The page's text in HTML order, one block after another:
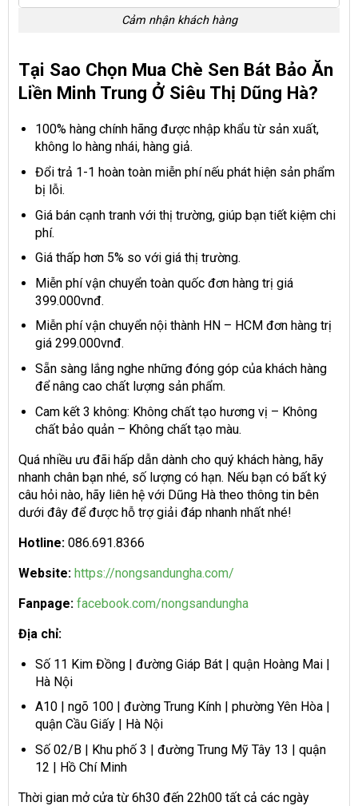
Cảm nhận khách hàng
Tại Sao Chọn Mua Chè Sen Bát Bảo Ăn
Liền Minh Trung Ở Siêu Thị Dũng Hà?
100% hàng chính hãng được nhập khẩu từ sản xuất,
không lo hàng nhái, hàng giả.
Đổi trả 1-1 hoàn toàn miễn phí nếu phát hiện sản phẩm
bị lỗi.
Giá bán cạnh tranh với thị trường, giúp bạn tiết kiệm chi
phí.
Giá thấp hơn 5% so với giá thị trường.
Miễn phí vận chuyển toàn quốc đơn hàng trị giá
399.000vnđ.
Miễn phí vận chuyển nội thành HN – HCM đơn hàng trị
giá 299.000vnđ.
Sẵn sàng lắng nghe những đóng góp của khách hàng
để nâng cao chất lượng sản phẩm.
Cam kết 3 không: Không chất tạo hương vị – Không
chất bảo quản – Không chất tạo màu.
Quá nhiều ưu đãi hấp dẫn dành cho quý khách hàng, hãy
nhanh chân bạn nhé, số lượng có hạn. Nếu bạn có bất ký
câu hỏi nào, hãy liên hệ với Dũng Hà theo thông tin bên
dưới đây để được hỗ trợ giải đáp nhanh nhất nhé!
Hotline: 086.691.8366
Website: https://nongsandungha.com/
Fanpage: facebook.com/nongsandungha
Địa chỉ:
Số 11 Kim Đồng | đường Giáp Bát | quận Hoàng Mai |
Hà Nội
A10 | ngõ 100 | đường Trung Kính | phường Yên Hòa |
quận Cầu Giấy | Hà Nội
Số 02/B | Khu phố 3 | đường Trung Mỹ Tây 13 | quận
12 | Hồ Chí Minh
Thời gian mở cửa từ 6h30 đến 22h00 tất cả các ngày